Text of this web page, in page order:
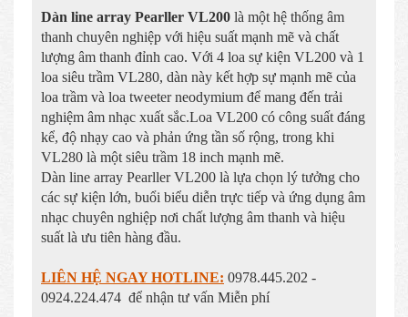
Dàn line array Pearller VL200 là một hệ thống âm
thanh chuyên nghiệp với hiệu suất mạnh mẽ và chất
lượng âm thanh đỉnh cao. Với 4 loa sự kiện VL200 và 1
loa siêu trầm VL280, dàn này kết hợp sự mạnh mẽ của
loa trầm và loa tweeter neodymium để mang đến trải
nghiệm âm nhạc xuất sắc.Loa VL200 có công suất đáng
kể, độ nhạy cao và phản ứng tần số rộng, trong khi
VL280 là một siêu trầm 18 inch mạnh mẽ.
Dàn line array Pearller VL200 là lựa chọn lý tưởng cho
các sự kiện lớn, buổi biểu diễn trực tiếp và ứng dụng âm
nhạc chuyên nghiệp nơi chất lượng âm thanh và hiệu
suất là ưu tiên hàng đầu.
LIÊN HỆ NGAY HOTLINE: 0978.445.202 -
0924.224.474 để nhận tư vấn Miễn phí